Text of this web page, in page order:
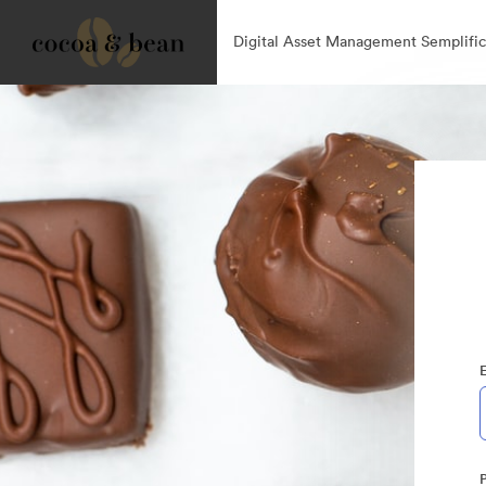
Digital Asset Management